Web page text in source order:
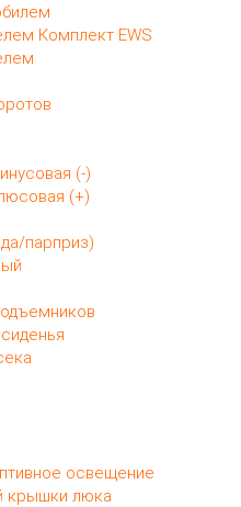
Комплект EWS
(-)
(+)
парприз)
освещение
крышки люка